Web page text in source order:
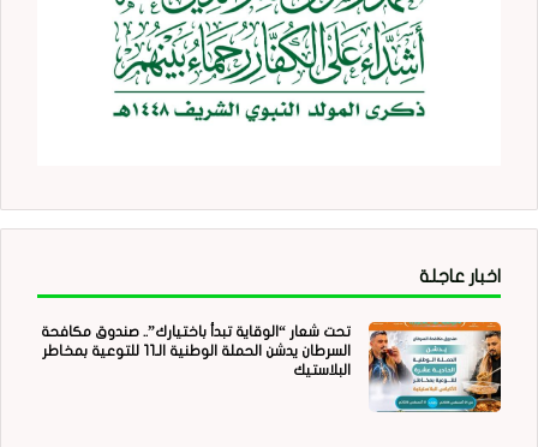
اخبار عاجلة
تحت شعار “الوقاية تبدأ باختيارك”.. صندوق مكافحة
السرطان يدشن الحملة الوطنية الـ11 للتوعية بمخاطر
البلاستيك